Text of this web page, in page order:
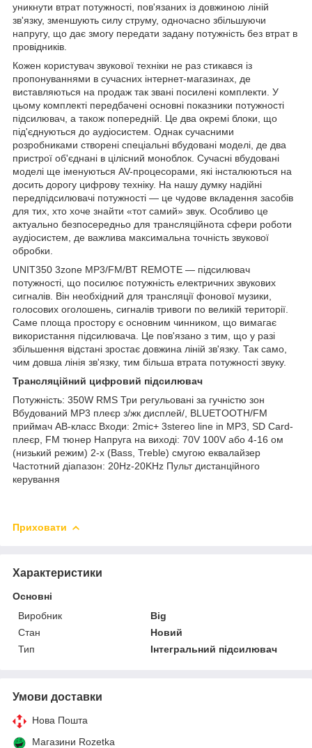
уникнути втрат потужності, пов'язаних із довжиною ліній
зв'язку, зменшують силу струму, одночасно збільшуючи
напругу, що дає змогу передати задану потужність без втрат в
провідників.
Кожен користувач звукової техніки не раз стикався із
пропонуваннями в сучасних інтернет-магазинах, де
виставляються на продаж так звані посилені комплекти. У
цьому комплекті передбачені основні показники потужності
підсилювач, а також попередній.
Це два окремі блоки, що
під'єднуються до аудіосистем. Однак сучасними
розробниками створені спеціальні вбудовані моделі, де два
пристрої об'єднані в цілісний моноблок. Сучасні вбудовані
моделі ще іменуються AV-процесорами, які інсталюються на
досить дорогу цифрову техніку. На нашу думку надійні
передпідсилювачі потужності — це чудове вкладення засобів
для тих, хто хоче знайти «тот самий» звук. Особливо це
актуально безпосередньо для трансляційнота сфери роботи
аудіосистем, де важлива максимальна точність звукової
обробки.
UNIT350 3zone MP3/FM/BT REMOTE — підсилювач
потужності, що посилює потужність електричних звукових
сигналів. Він необхідний для трансляції фонової музики,
голосових оголошень, сигналів тривоги по великій території.
Саме площа простору є основним чинником, що вимагає
використання підсилювача.
Це пов'язано з тим, що у разі
збільшення відстані зростає довжина ліній зв'язку. Так само,
чим довша лінія зв'язку, тим більша втрата потужності звуку.
Трансляційний цифровий підсилювач
Потужність: 350W RMS Три регульовані за гучністю зон
Вбудований MP3 плеєр з/жк дисплей/, BLUETOOTH/FM
приймач AB-класс Входи: 2mic+ 3stereo line in МР3, SD Card-
плеєр, FM тюнер Напруга на виході: 70V 100V або 4-16 ом
(низький режим) 2-х (Bass, Treble) смугою еквалайзер
Частотний діапазон: 20Hz-20KHz Пульт дистанційного
керування
Приховати
Характеристики
Основні
Виробник
Big
Стан
Новий
Тип
Інтегральний підсилювач
Умови доставки
Нова Пошта
Магазини Rozetka